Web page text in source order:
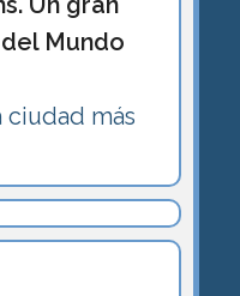
Mundo
ciudad más